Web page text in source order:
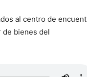
al centro de
de bienes del